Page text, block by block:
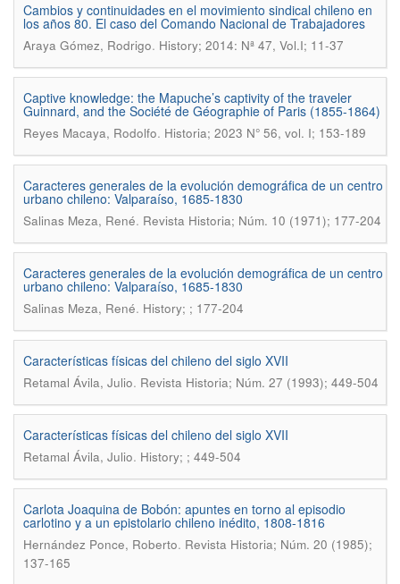
Cambios y continuidades en el movimiento sindical chileno en
los años 80. El caso del Comando Nacional de Trabajadores
Araya Gómez, Rodrigo. History; 2014: Nª 47, Vol.I; 11-37
Captive knowledge: the Mapuche’s captivity of the traveler
Guinnard, and the Société de Géographie of Paris (1855-1864)
Reyes Macaya, Rodolfo. Historia; 2023 N° 56, vol. I; 153-189
Caracteres generales de la evolución demográfica de un centro
urbano chileno: Valparaíso, 1685-1830
Salinas Meza, René. Revista Historia; Núm. 10 (1971); 177-204
Caracteres generales de la evolución demográfica de un centro
urbano chileno: Valparaíso, 1685-1830
Salinas Meza, René. History; ; 177-204
Características físicas del chileno del siglo XVII
Retamal Ávila, Julio. Revista Historia; Núm. 27 (1993); 449-504
Características físicas del chileno del siglo XVII
Retamal Ávila, Julio. History; ; 449-504
Carlota Joaquina de Bobón: apuntes en torno al episodio
carlotino y a un epistolario chileno inédito, 1808-1816
Hernández Ponce, Roberto. Revista Historia; Núm. 20 (1985);
137-165